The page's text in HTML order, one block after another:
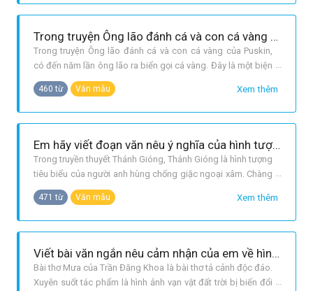
Săn, Xinh Nhã bằng xư
Trong truyện Ông lão đánh cá và con cá vàng của Pus-kin, có bao nhiêu lần ông lão ra biển gọi cả vàng? Sự biến đổi của biển trong mỗi lần đó như thế nào?
Trong truyện Ông lão đánh cá và con cá vàng của Puskin,
có đến năm lần ông lão ra biển gọi cá vàng. Đây là một biện
pháp lặp lại có chủ ý của truyện cổ tích. Năm lần ông ra biển
với năm tâm trạng khác nhau, từ bối rối, ngượng ngùng cho
cũng
Xem thêm
460 từ Văn mẫu
Em hãy viết đoạn văn nêu ý nghĩa của hình tượng Thánh Gióng trong truyền thuyết cùng tên của người Việt Nam, đồng thời cho biết sự thật lịch sử được phản ánh trong tác phẩm là gì?
Trong truyền thuyết Thánh Gióng, Thánh Gióng là hình tượng
tiêu biểu của người anh hùng chống giặc ngoại xâm. Chàng
được sinh ra từ một người mẹ nông dân nghèo, điều này
chứng tỏ Gióng sinh ra từ nhân dân, do nhân dân nuôi
dưỡng. Gióng đã chiến đấu bằng tất cả tinh thần yêu nước,
lòng căm thù giặc c
Xem thêm
471 từ Văn mẫu
Viết bài văn ngắn nêu cảm nhận của em về hình ảnh con người trong bài thơ “Mưa” của Trần Đăng Khoa.
Bài thơ Mưa của Trần Đăng Khoa là bài thơ tả cảnh độc đáo.
Xuyên suốt tác phẩm là hình ảnh vạn vật đất trời bị biến đổi